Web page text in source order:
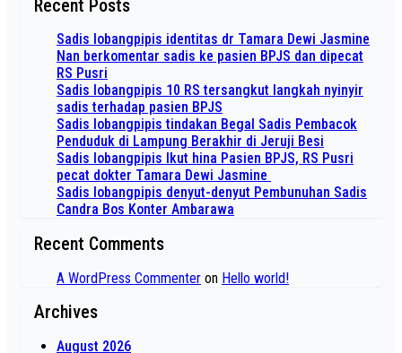
Recent Posts
Sadis lobangpipis identitas dr Tamara Dewi Jasmine
Nan berkomentar sadis ke pasien BPJS dan dipecat
RS Pusri
Sadis lobangpipis 10 RS tersangkut langkah nyinyir
sadis terhadap pasien BPJS
Sadis lobangpipis tindakan Begal Sadis Pembacok
Penduduk di Lampung Berakhir di Jeruji Besi
Sadis lobangpipis Ikut hina Pasien BPJS, RS Pusri
pecat dokter Tamara Dewi Jasmine
Sadis lobangpipis denyut-denyut Pembunuhan Sadis
Candra Bos Konter Ambarawa
Recent Comments
A WordPress Commenter on Hello world!
Archives
August 2026